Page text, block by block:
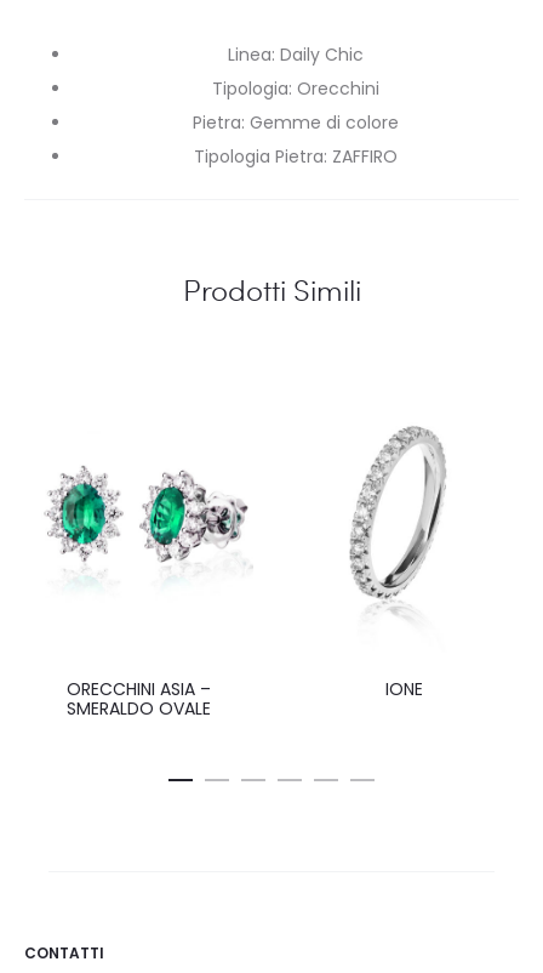
Linea: Daily Chic
Tipologia: Orecchini
Pietra: Gemme di colore
Tipologia Pietra: ZAFFIRO
Prodotti Simili
ORECCHINI ASIA –
SMERALDO OVALE
IONE
CONTATTI